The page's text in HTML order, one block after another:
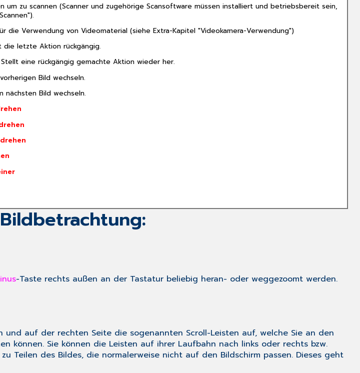
um zu scannen (Scanner und zugehörige Scansoftware müssen installiert und betriebsbereit sein,
die Verwendung von Videomaterial (siehe Extra-Kapitel "Videokamera-Verwendung")
die letzte Aktion rückgängig.
Stellt eine rückgängig gemachte Aktion wieder her.
Bild wechseln.
nächsten Bild wechseln.
-Taste rechts außen an der Tastatur beliebig heran- oder weggezoomt werden.
auf der rechten Seite die sogenannten Scroll-Leisten auf, welche Sie an den
können. Sie können die Leisten auf ihrer Laufbahn nach links oder rechts bzw.
Teilen des Bildes, die normalerweise nicht auf den Bildschirm passen. Dieses geht